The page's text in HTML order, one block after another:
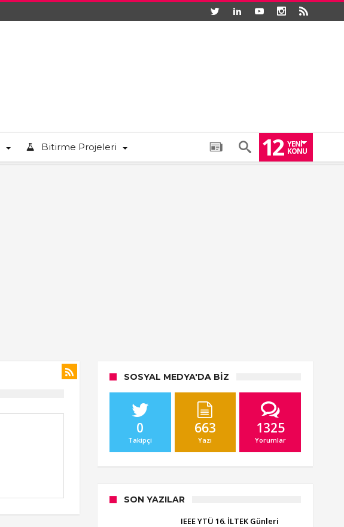
Bitirme Projeleri 12 YENI
KONU
SOSYAL MEDYA'DA BIZ
0
Takipçi
663
Yazı
1325
Yorumlar
SON YAZILAR
IEEE YTÜ 16. İLTEK Günleri